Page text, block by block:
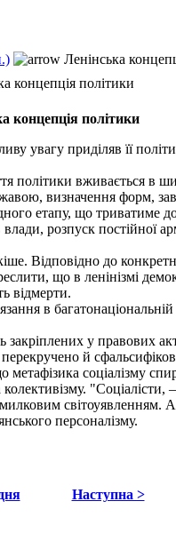
Ленінська
концепція політики
концепція політики
приділяв її
політики вживається в
визначення форм,
етапу, що триватиме
розпуск постійної
Відповідно до
що в ленінізмі
відмерти.
в
у правових
й
соціалізму
світоуявленням.
персоналізму.
Наступна >